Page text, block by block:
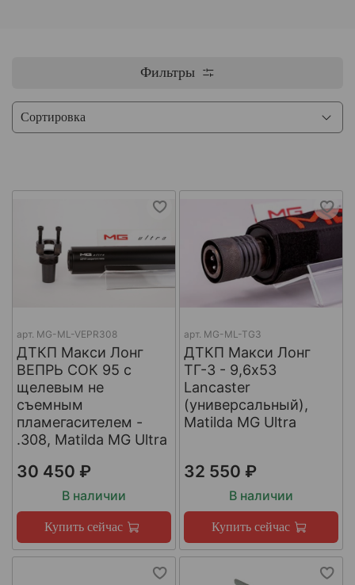
Фильтры
арт. МG-ML-VEPR308
ДТКП Макси Лонг
ВЕПРЬ СОК 95 с
щелевым не
съемным
пламегасителем -
.308, Matilda MG Ultra
30 450 ₽
В наличии
Купить сейчас
арт. MG-ML-TG3
ДТКП Макси Лонг
ТГ-3 - 9,6x53
Lancaster
(универсальный),
Matilda MG Ultra
32 550 ₽
В наличии
Купить сейчас